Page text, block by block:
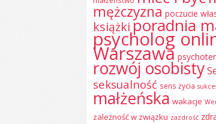
mężczyzna poczucie
książki poradnia
psycholog
Warszawa
rozwój osobisty
seksualność sens życia
małżeńska wakacje
zależność w związku zazdrość